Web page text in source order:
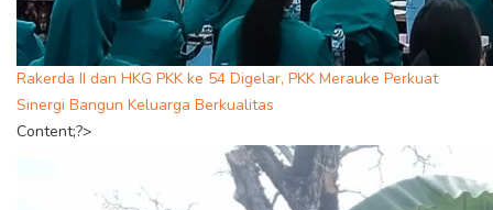
Rakerda II dan HKG PKK ke 54 Digelar, PKK Merauke Perkuat
Sinergi Bangun Keluarga Berkualitas
Content;?>